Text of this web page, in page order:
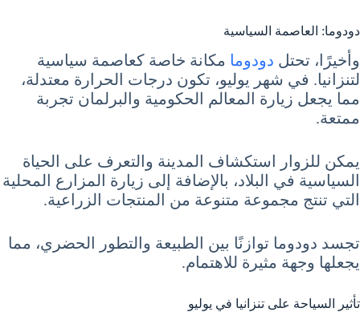
دودوما: العاصمة السياسية
وأخيرًا، تحتل دودوما مكانة خاصة كعاصمة سياسية
لتنزانيا. في شهر يوليو، تكون درجات الحرارة معتدلة،
مما يجعل زيارة المعالم الحكومية والبرلمان تجربة
ممتعة.
يمكن للزوار استكشاف المدينة والتعرف على الحياة
السياسية في البلاد، بالإضافة إلى زيارة المزارع المحلية
التي تنتج مجموعة متنوعة من المنتجات الزراعية.
تجسد دودوما توازنًا بين الطبيعة والتطور الحضري، مما
يجعلها وجهة مثيرة للاهتمام.
تأثير السياحة على تنزانيا في يوليو